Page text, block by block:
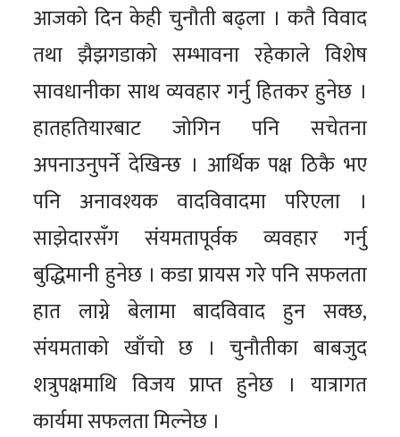
आजको दिन केही चुनौती बढ्ला । कतै विवाद
तथा झैझगडाको सम्भावना रहेकाले विशेष
सावधानीका साथ व्यवहार गर्नु हितकर हुनेछ ।
हातहतियारबाट जोगिन पनि सचेतना
अपनाउनुपर्ने देखिन्छ । आर्थिक पक्ष ठिकै भए
पनि अनावश्यक वादविवादमा परिएला ।
साझेदारसँग संयमतापूर्वक व्यवहार गर्नु
बुद्धिमानी हुनेछ । कडा प्रायस गरे पनि सफलता
हात लाग्ने बेलामा बादविवाद हुन सक्छ,
संयमताको खाँचो छ । चुनौतीका बाबजुद
शत्रुपक्षमाथि विजय प्राप्त हुनेछ । यात्रागत
कार्यमा सफलता मिल्नेछ ।